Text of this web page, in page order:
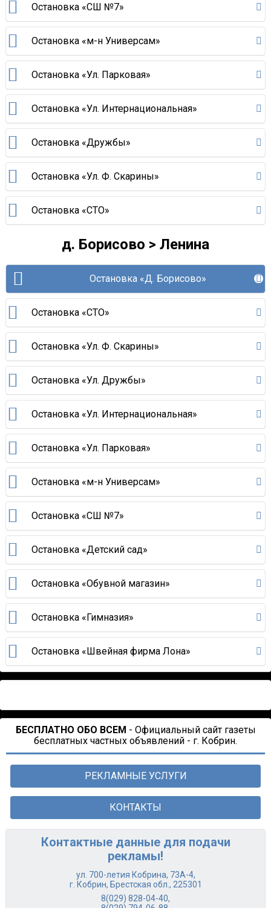
Остановка «СШ №7»
Остановка «м-н Универсам»
Остановка «Ул. Парковая»
Остановка «Ул. Интернациональная»
Остановка «Дружбы»
Остановка «Ул. Ф. Скарины»
Остановка «СТО»
д. Борисово > Ленина
Остановка «Д. Борисово»
Остановка «СТО»
Остановка «Ул. Ф. Скарины»
Остановка «Ул. Дружбы»
Остановка «Ул. Интернациональная»
Остановка «Ул. Парковая»
Остановка «м-н Универсам»
Остановка «СШ №7»
Остановка «Детский сад»
Остановка «Обувной магазин»
Остановка «Гимназия»
Остановка «Швейная фирма Лона»
БЕСПЛАТНО ОБО ВСЕМ - Официальный сайт газеты
бесплатных частных объявлений - г. Кобрин.
РЕКЛАМНЫЕ УСЛУГИ
КОНТАКТЫ
Контактные данные для подачи
рекламы!
ул. 700-летия Кобрина, 73А-4,
г. Кобрин, Брестская обл., 225301
8(029) 828-04-40,